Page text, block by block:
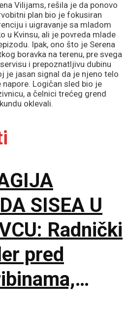
Vilijams, rešila je da ponovo
plan bio je fokusiran
i uigravanje sa mladom
u Kvinsu, ali je povreda mlade
Ipak, ono što je Serena
boravka na terenu, pre svega
i prepoznatljivu dubinu
je jasan signal da je njeno telo
Logičan sled bio je
a čelnici trećeg grend
oklevali.
SISEA U
Radnički
pred